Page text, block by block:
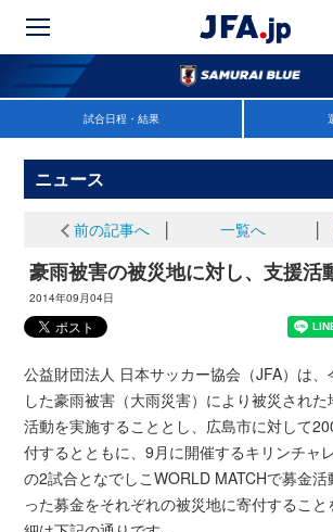
試合日程・結果
ニュース
前の記事へ 一覧へ
豪雨被害の被災地に対し、支援活
2014年09月04日
公益財団法人 日本サッカー協会（JFA）は
した豪雨被害（大雨災害）により被災され
活動を実施することとし、広島市に対して
付するとともに、9月に開催するキリンチャ
の2試合となでしこWORLD MATCHで募金活
った募金をそれぞれの被災地に寄付するこ